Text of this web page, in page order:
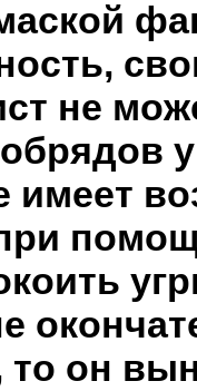
не
имеет
то он